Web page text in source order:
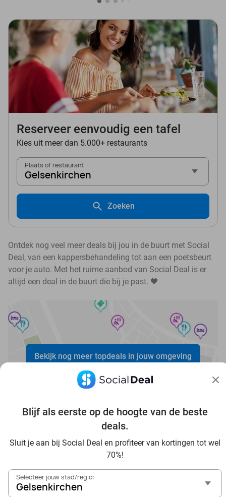
Blijf als eerste op de hoogte van de beste
deals.
Sluit je aan bij Social Deal en profiteer van kortingen tot wel
70%!
Selecteer jouw stad/regio:
Gelsenkirchen
Reserveer eenvoudig een tafel
Kies uit meer dan 5.000+ restaurants
Plaats of restaurant
Gelsenkirchen
Zoeken
Ontdek nog veel meer deals bij jou in de buurt met Social
Deal, van een kappersbehandeling tot aan een poetsbeurt
voor je auto. Met het ruime aanbod van Social Deal is er
altijd een deal in de buurt die bij je past. 💙
Bekijk nog meer topdeals in jouw omgeving
Voordelig genieten in Gelsenkirchen: haal deal-inspiratie
In die Sauna in Gelsenkirchen und Umgebung
Tagesausflug zum Movie Park Germany mit Rabatt, von
Gelsenkirchen aus